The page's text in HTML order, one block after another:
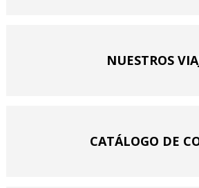
NUESTROS
CATÁLOGO DE